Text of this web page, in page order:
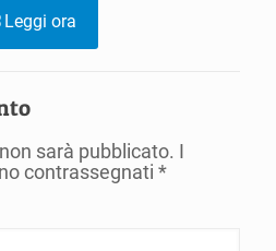
Leggi ora
sarà pubblicato. I
contrassegnati *